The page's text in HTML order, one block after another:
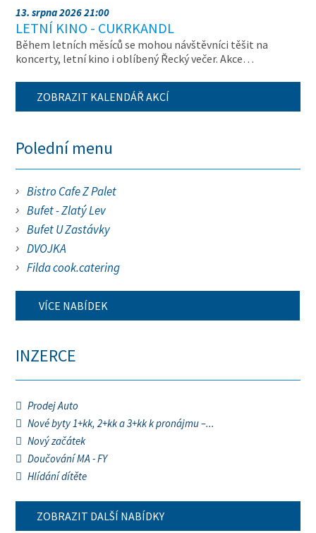
13. srpna 2026 21:00
LETNÍ KINO - CUKRKANDL
Během letních měsíců se mohou návštěvníci těšit na
koncerty, letní kino i oblíbený Řecký večer. Akce…
ZOBRAZIT KALENDÁŘ AKCÍ
Polední menu
Bistro Cafe Z Palet
Bufet - Zlatý Lev
Bufet U Zastávky
DVOJKA
Filda cook.catering
VÍCE NABÍDEK
INZERCE
Prodej Auto
Nové byty 1+kk, 2+kk a 3+kk k pronájmu –...
Nový začátek
Doučování MA - FY
Hlídání dítěte
ZOBRAZIT DALŠÍ NABÍDKY